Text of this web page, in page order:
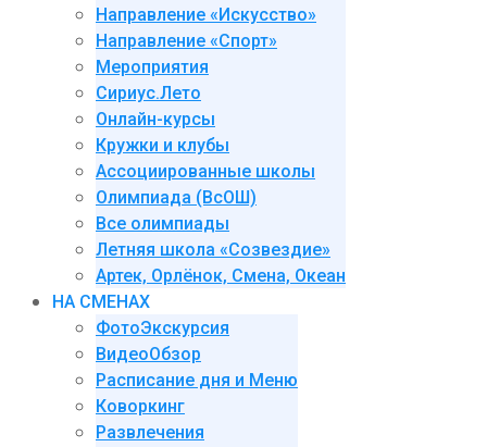
Направление «Искусство»
Направление «Спорт»
Мероприятия
Сириус.Лето
Онлайн-курсы
Кружки и клубы
Ассоциированные школы
Олимпиада (ВсОШ)
Все олимпиады
Летняя школа «Созвездие»
Артек, Орлёнок, Смена, Океан
НА СМЕНАХ
ФотоЭкскурсия
ВидеоОбзор
Расписание дня и Меню
Коворкинг
Развлечения